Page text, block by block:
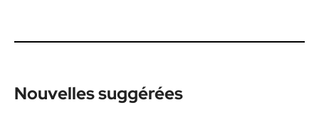
Nouvelles suggérées